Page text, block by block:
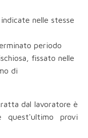
nelle stesse
periodo
fissato nelle
di
dal lavoratore è
quest'ultimo provi